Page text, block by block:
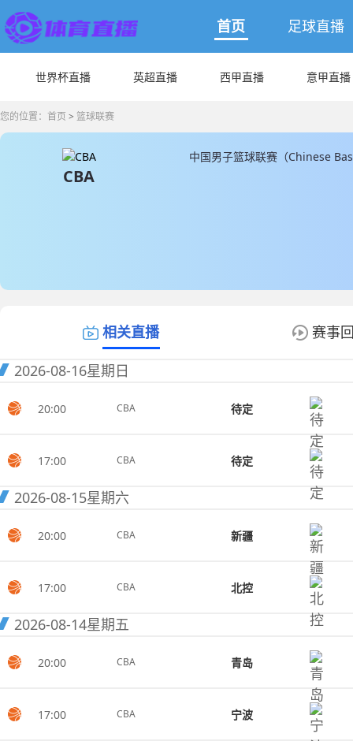
首页 足球直播
世界杯直播 英超直播 西甲直播 意甲直播
您的位置： 首页 > 篮球联赛
CBA
中国男子篮球联赛（Chinese
相关直播 赛事
2026-08-16星期日
20:00 CBA 待定
17:00 CBA 待定
2026-08-15星期六
20:00 CBA 新疆
17:00 CBA 北控
2026-08-14星期五
20:00 CBA 青岛
17:00 CBA 宁波